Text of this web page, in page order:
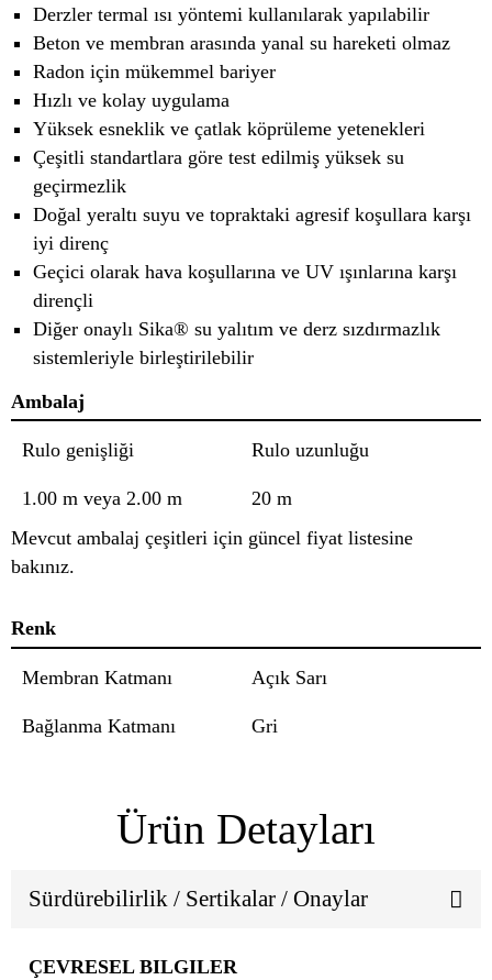
Derzler termal ısı yöntemi kullanılarak yapılabilir
Beton ve membran arasında yanal su hareketi olmaz
Radon için mükemmel bariyer
Hızlı ve kolay uygulama
Yüksek esneklik ve çatlak köprüleme yetenekleri
Çeşitli standartlara göre test edilmiş yüksek su
geçirmezlik
Doğal yeraltı suyu ve topraktaki agresif koşullara karşı
iyi direnç
Geçici olarak hava koşullarına ve UV ışınlarına karşı
dirençli
Diğer onaylı Sika® su yalıtım ve derz sızdırmazlık
sistemleriyle birleştirilebilir
Ambalaj
Rulo genişliği Rulo uzunluğu
1.00 m veya 2.00 m
20 m
Mevcut ambalaj çeşitleri için güncel fiyat listesine
bakınız.
Renk
Membran Katmanı Açık Sarı
Bağlanma Katmanı Gri
Ürün Detayları
Sürdürebilirlik / Sertikalar / Onaylar
ÇEVRESEL BILGILER